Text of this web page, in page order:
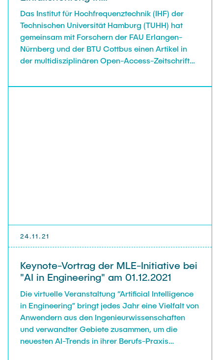
Automobilradarsystemen veröffentlicht
Das Institut für Hochfrequenztechnik (IHF) der
Technischen Universität Hamburg (TUHH) hat
gemeinsam mit Forschern der FAU Erlangen-
Nürnberg und der BTU Cottbus einen Artikel in
der multidisziplinären Open-Access-Zeitschrift
Einsatzmöglichkeiten von maschinellem Lernen
24.11.21
Keynote-Vortrag der MLE-Initiative bei
"AI in Engineering" am 01.12.2021
Die virtuelle Veranstaltung “Artificial Intelligence
in Engineering” bringt jedes Jahr eine Vielfalt von
Anwendern aus den Ingenieurwissenschaften
und verwandter Gebiete zusammen, um die
neuesten AI-Trends in ihrer Berufs-Praxis